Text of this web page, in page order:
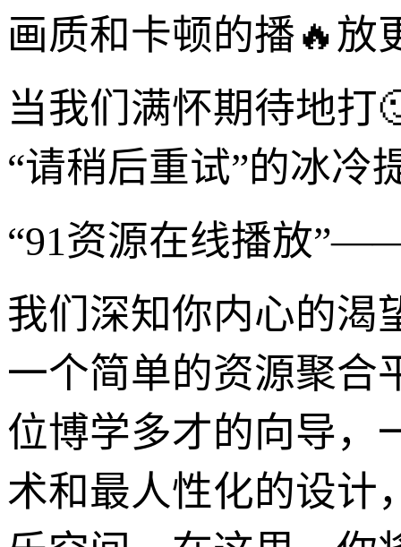
画质和卡顿的播🔥放
当我们满怀期待地打
“请稍后重试”的冰冷
“91资源在线播放
我们深知你内心的渴
一个简单的资源聚合
位博学多才的向导，
术和最人性化的设计